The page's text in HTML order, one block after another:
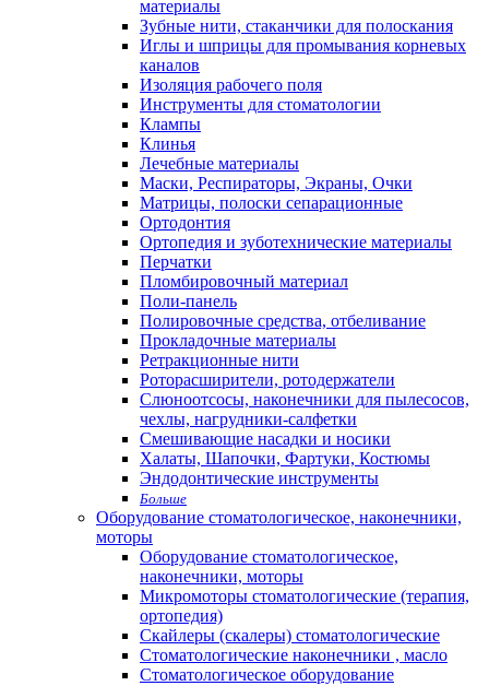
материалы
Зубные нити, стаканчики для полоскания
Иглы и шприцы для промывания корневых
каналов
Изоляция рабочего поля
Инструменты для стоматологии
Клампы
Клинья
Лечебные материалы
Маски, Респираторы, Экраны, Очки
Матрицы, полоски сепарационные
Ортодонтия
Ортопедия и зуботехнические материалы
Перчатки
Пломбировочный материал
Поли-панель
Полировочные средства, отбеливание
Прокладочные материалы
Ретракционные нити
Роторасширители, ротодержатели
Слюноотсосы, наконечники для пылесосов,
чехлы, нагрудники-салфетки
Смешивающие насадки и носики
Халаты, Шапочки, Фартуки, Костюмы
Эндодонтические инструменты
Больше
Оборудование стоматологическое, наконечники,
моторы
Оборудование стоматологическое,
наконечники, моторы
Микромоторы стоматологические (терапия,
ортопедия)
Скайлеры (скалеры) стоматологические
Стоматологические наконечники , масло
Стоматологическое оборудование